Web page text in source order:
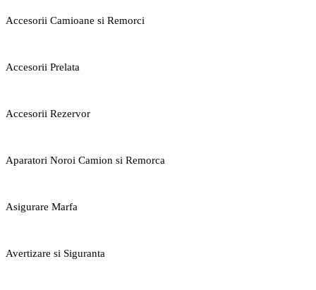
Accesorii Camioane si Remorci
Accesorii Prelata
Accesorii Rezervor
Aparatori Noroi Camion si Remorca
Asigurare Marfa
Avertizare si Siguranta